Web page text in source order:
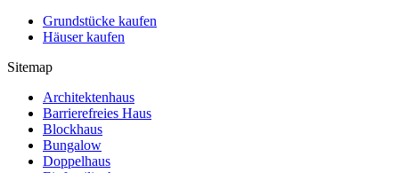
Grundstücke kaufen
Häuser kaufen
Sitemap
Architektenhaus
Barrierefreies Haus
Blockhaus
Bungalow
Doppelhaus